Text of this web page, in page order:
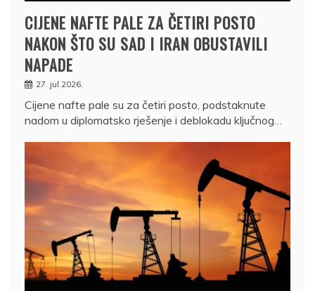
CIJENE NAFTE PALE ZA ČETIRI POSTO
NAKON ŠTO SU SAD I IRAN OBUSTAVILI
NAPADE
27. jul 2026.
Cijene nafte pale su za četiri posto, podstaknute
nadom u diplomatsko rješenje i deblokadu ključnog…